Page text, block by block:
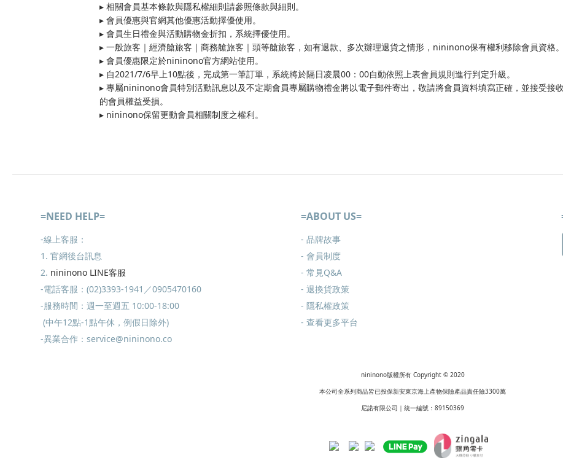
▸ 相關會員基本條款與隱私權細則請參照條款與細則。
▸ 會員優惠與官網其他優惠活動擇優使用。
▸ 會員生日禮金與活動購物金折扣，系統擇優使用。
▸ 一般旅客｜經濟艙旅客｜商務艙旅客｜頭等艙旅客，如有退款、多次辦理退貨之情形，nininono保有權利移除會員資格。
▸ 會員優惠限定於nininono官方網站使用。
▸ 自2021/7/6早上10點後，完成第一筆訂單，系統將於隔日凌晨00：00自動依照上表會員規則進行判定升級。
▸ 專屬nininono會員特別活動訊息以及不定期會員專屬購物禮金將以電子郵件寄出，敬請將會員資料填寫正確，並接受接
的會員權益受損。
▸ nininono保留更動會員相關制度之權利。
=NEED HELP=
-線上客服：
1. 官網後台訊息
2. nininono LINE客服
-電話客服：(02)3393-1941／0905470160
-服務時間：週一至週五 10:00-18:00
(中午12點-1點午休，例假日除外)
-異業合作：service@nininono.co
=ABOUT US=
- 品牌故事
- 會員制度
- 常見Q&A
- 退換貨政策
- 隱私權政策
- 查看更多平台
nininono版權所有 Copyright © 2020
本公司全系列商品皆已投保新安東京海上產物保險產品責任險3300萬
尼諾有限公司｜統一編號：89150369